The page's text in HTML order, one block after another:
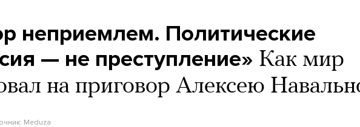
неприемлем. Политические
— не преступление» Как мир
на приговор Алексею
Meduza